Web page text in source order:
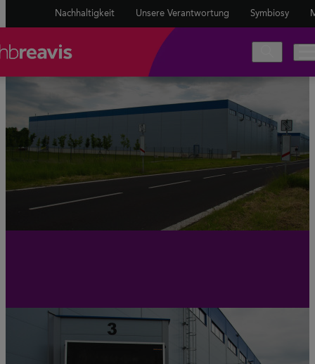
Nachhaltigkeit Unsere Verantwortung Symbiosy